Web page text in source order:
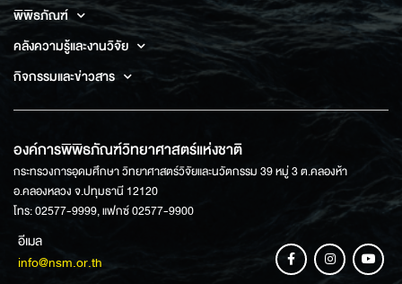
พิพิธภัณฑ์
คลังความรู้และงานวิจัย
กิจกรรมและข่าวสาร
องค์การพิพิธภัณฑ์วิทยาศาสตร์แห่งชาติ
กระทรวงการอุดมศึกษา วิทยาศาสตร์วิจัยและนวัตกรรม 39 หมู่ 3 ต.คลองห้า
อ.คลองหลวง จ.ปทุมธานี 12120
โทร: 02577-9999, แฟกซ์ 02577-9900
อีเมล
info@nsm.or.th